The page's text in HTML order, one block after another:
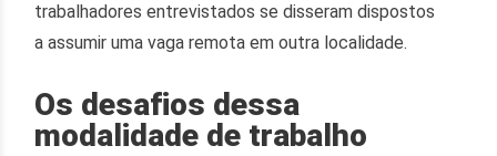
trabalhadores entrevistados se disseram dispostos
a assumir uma vaga remota em outra localidade.
Os desafios dessa
modalidade de trabalho